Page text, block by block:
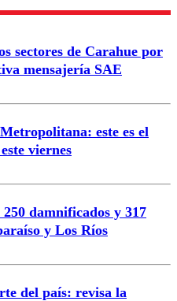
Enviar comentario
sectores de Carahue por
mensajería SAE
este es el
viernes
damnificados y 317
y Los Ríos
del país: revisa la